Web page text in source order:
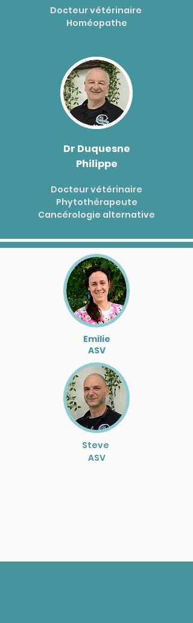
Docteur vétérinaire
Homéopathe
Dr Duquesne
Philippe
Docteur vétérinaire
Phytothérapeute
Cancérologie alternative
Emilie
ASV
Steve
ASV